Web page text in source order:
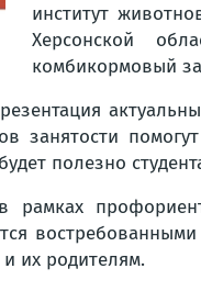
институт
Херсонской
комбикормовый
занятости
полезно
рамках
их родителям.